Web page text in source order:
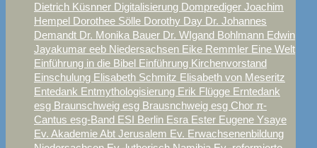
Dietrich Küsnner Digitalisierung Domprediger Joachim
Hempel Dorothee Sölle Dorothy Day Dr. Johannes
Demandt Dr. Monika Bauer Dr. WIgand Bohlmann Edwin
Jayakumar eeb Niedersachsen Eike Remmler Eine Welt
Einführung in die Bibel Einführung Kirchenvorstand
Einschulung Elisabeth Schmitz Elisabeth von Meseritz
Entedank Entmythologisierung Erik Flügge Erntedank
esg Braunschweig esg Brausnchweig esg Chor π-
Cantus esg-Band ESI Berlin Esra Ester Eugene Ysaye
Ev. Akademie Abt Jerusalem Ev. Erwachsenenbildung